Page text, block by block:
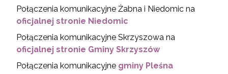
Połączenia komunikacyjne Żabna i Niedomic na
oficjalnej stronie Niedomic
Połączenia komunikacyjne Skrzyszowa na
oficjalnej stronie Gminy Skrzyszów
Połączenia komunikacyjne gminy Pleśna